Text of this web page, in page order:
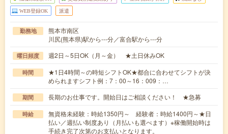
WEB登録OK 派遣
勤務地
熊本市南区
川尻(熊本県)駅から---分／富合駅から---分
曜日頻度 週2日～5日OK（月～金） ★土日休みOK
時間
★1日4時間～の時短シフトOK★都合に合わせてシフトが決
められますシフト例：7：00～16：009：…
期間 長期のお仕事です。開始日はご相談ください！ ★急募
時給
無資格未経験：時給1350円～ 経験者：時給1400円～★日
払い／週払い制度あり（月払いも選べます）※稼働開始時は
手続き完了次第のお支払いとなります。